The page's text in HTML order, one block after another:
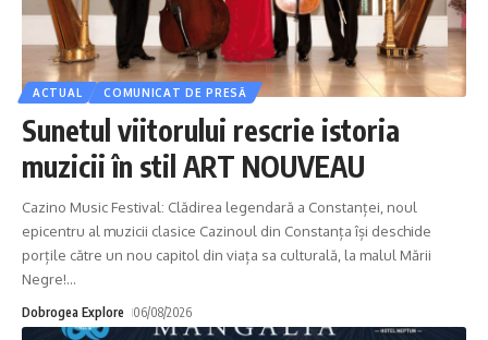
ACTUAL COMUNICAT DE PRESĂ
Sunetul viitorului rescrie istoria
muzicii în stil ART NOUVEAU
Cazino Music Festival: Clădirea legendară a Constanței, noul
epicentru al muzicii clasice Cazinoul din Constanța își deschide
porțile către un nou capitol din viața sa culturală, la malul Mării
Negre!…
Dobrogea Explore 06/08/2026